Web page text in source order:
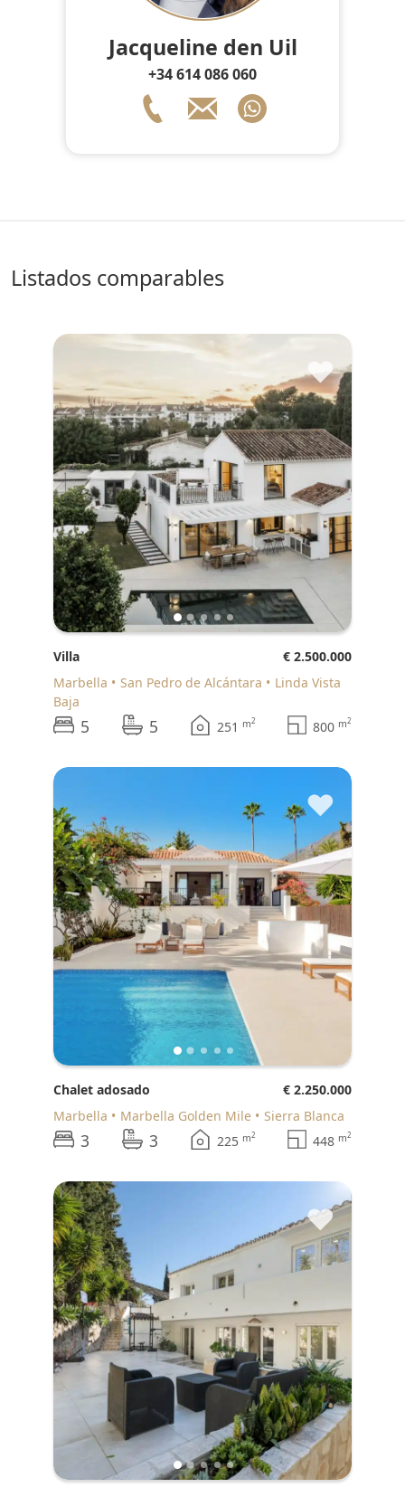
Jacqueline den Uil
+34 614 086 060
listados comparables
♥
Villa
€ 2.500.000
Marbella
San Pedro de Alcántara
Linda Vista
Baja
5 5 251 m2 800 m2
♥
Chalet adosado
€ 2.250.000
Marbella
Marbella Golden Mile Sierra Blanca
3 3 225 m2 448 m2
♥